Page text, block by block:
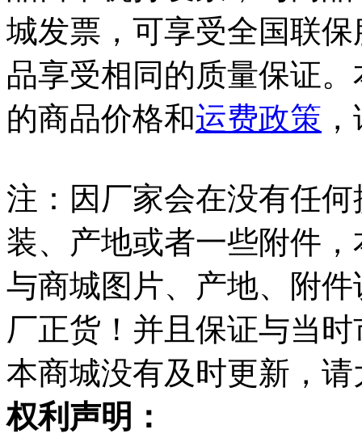
城发票，可享受全国联
品享受相同的质量保证
的商品价格和运费政策
注：因厂家会在没有任
装、产地或者一些附件
与商城图片、产地、附
厂正货！并且保证与当
本商城没有及时更新，
权利声明：